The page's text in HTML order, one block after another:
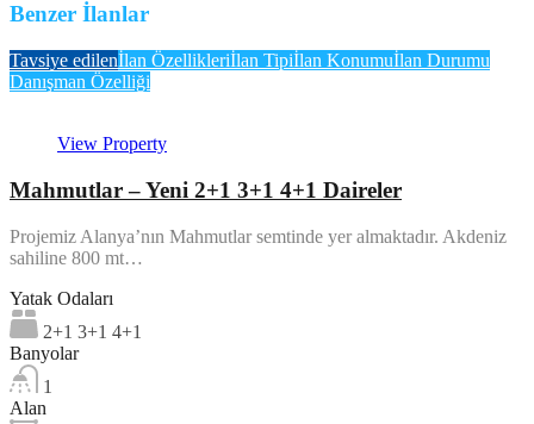
Benzer İlanlar
Tavsiye edilenİlan Özellikleriİlan Tipiİlan Konumuİlan Durumu
Danışman Özelliği
View Property
Mahmutlar – Yeni 2+1 3+1 4+1 Daireler
Projemiz Alanya’nın Mahmutlar semtinde yer almaktadır. Akdeniz
sahiline 800 mt…
Yatak Odaları
2+1 3+1 4+1
Banyolar
1
Alan